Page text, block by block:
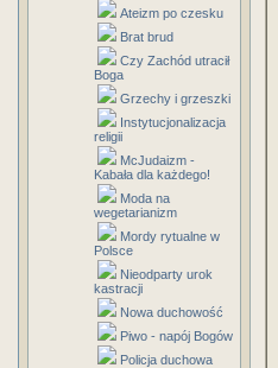
Ateizm po czesku
Brat brud
Czy Zachód utracił
Boga
Grzechy i grzeszki
Instytucjonalizacja
religii
McJudaizm -
Kabała dla każdego!
Moda na
wegetarianizm
Mordy rytualne w
Polsce
Nieodparty urok
kastracji
Nowa duchowość
Piwo - napój Bogów
Policja duchowa